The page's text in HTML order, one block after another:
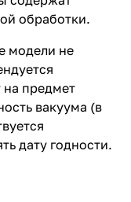
обработки.
модели не
на предмет
вакуума (в
дату годности.